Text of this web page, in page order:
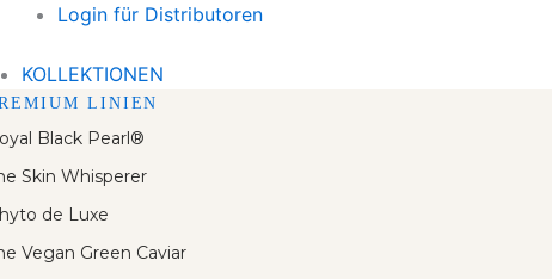
Login für Distributoren
KOLLEKTIONEN
LINIEN
Black Pearl®
Skin Whisperer
de Luxe
Vegan Green Caviar